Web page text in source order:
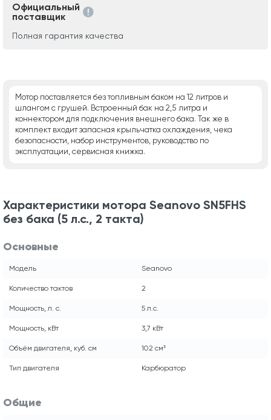
Официальный
поставщик
Полная гарантия качества
Мотор поставляется без топливным баком на 12 литров и
шлангом с грушей. Встроенный бак на 2,5 литра и
коннектором для подключения внешнего бака. Так же в
комплект входит запасная крыльчатка охлаждения, чека
безопасности, набор инструментов, руководство по
эксплуатации, сервисная книжка.
Характеристики мотора Seanovo SN5FHS
без бака (5 л.с., 2 такта)
Основные
Модель Seanovo
Количество тактов 2
Мощность, л. с. 5 л.с.
Мощность, кВт 3,7 кВт
Объём двигателя, куб. см 102 см³
Тип двигателя Карбюратор
Общие